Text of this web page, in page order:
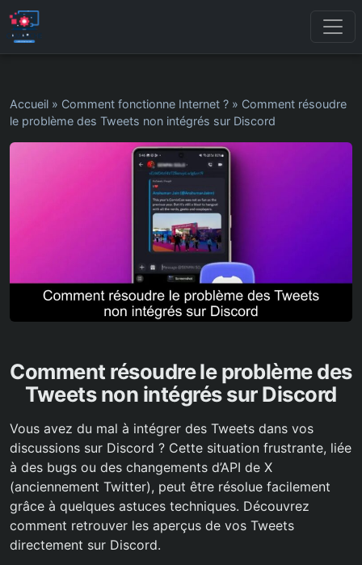
Accueil » Comment fonctionne Internet ? » Comment résoudre
le problème des Tweets non intégrés sur Discord
Comment résoudre le problème des
Tweets non intégrés sur Discord
Vous avez du mal à intégrer des Tweets dans vos
discussions sur Discord ? Cette situation frustrante, liée
à des bugs ou des changements d’API de X
(anciennement Twitter), peut être résolue facilement
grâce à quelques astuces techniques. Découvrez
comment retrouver les aperçus de vos Tweets
directement sur Discord.